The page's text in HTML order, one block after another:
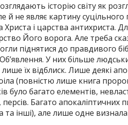
історію світу як
й не являє картину суцільного
і царства антихриста.
Його ворога. Але треба
піднятися до правдивого
У них більше
їх відблиск. Лише деякі
(повністю лише книга
було багато елементів,
персів. Багато
та інші), але лише одне